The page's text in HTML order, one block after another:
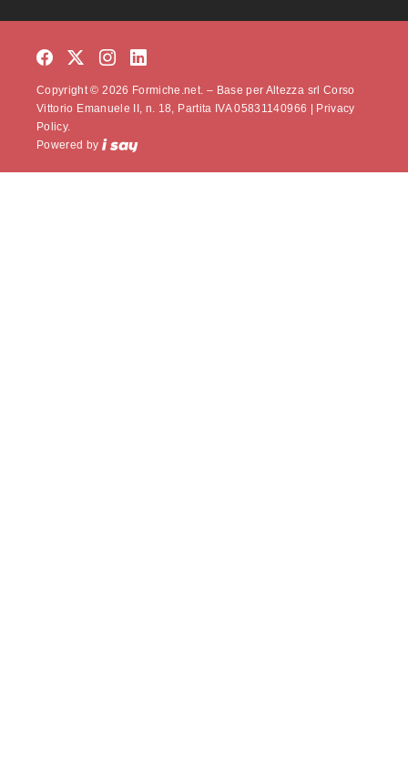
Copyright © 2026 Formiche.net. – Base per Altezza srl Corso
Vittorio Emanuele II, n. 18, Partita IVA 05831140966 | Privacy
Policy.
Powered by